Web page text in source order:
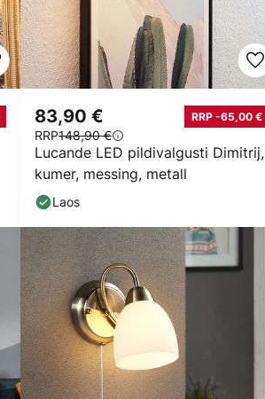
Lucande LED pildivalgusti Dimitrij,
kumer, messing, metall
83,90 € RRP -65,00 €
RRP148,90 €
Laos